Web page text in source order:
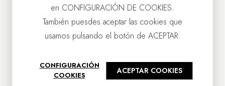
OUR COMPANY
CUSTOMER SERVICE
en CONFIGURACIÓN DE COOKIES.
También puesdes aceptar las cookies que
usamos pulsando el botón de ACEPTAR.
CONFIGURACIÓN
COOKIES
ACEPTAR COOKIES